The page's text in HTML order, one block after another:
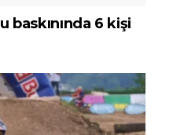
baskınında 6 kişi